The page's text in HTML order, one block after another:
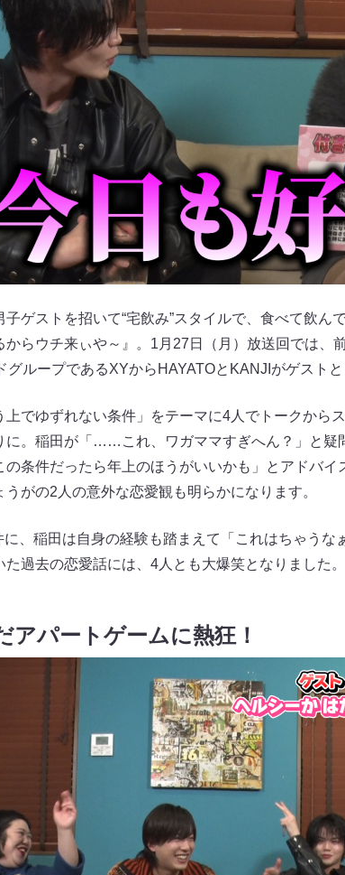
ゲストを招いて“宅飲み”スタイルで、食べて飲ん
らウチ来ぃや～』。1月27日（月）放送回では、
グループであるXYからHAYATOとKANJIがゲストと
でゆずれない条件」をテーマに4人でトークから
に。稲田が「……これ、ワガママすぎへん？」と疑
条件だったら年上のほうがいいかも」とアドバイ
がの2人の意外な恋愛観も明らかになります。
、稲田は自身の経験も踏まえて「これはちゃうな
過去の恋愛話には、4人とも大爆笑となりました。
アパートゲームに熱狂！